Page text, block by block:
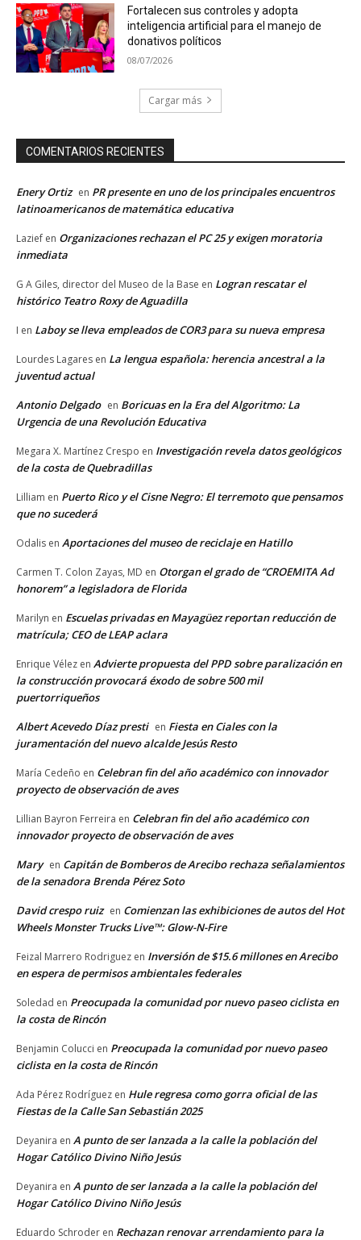
Fortalecen sus controles y adopta
inteligencia artificial para el manejo de
donativos políticos
08/07/2026
Cargar más
COMENTARIOS RECIENTES
Enery Ortiz en PR presente en uno de los principales encuentros
latinoamericanos de matemática educativa
Lazief en Organizaciones rechazan el PC 25 y exigen moratoria
inmediata
G A Giles, director del Museo de la Base en Logran rescatar el
histórico Teatro Roxy de Aguadilla
I en Laboy se lleva empleados de COR3 para su nueva empresa
Lourdes Lagares en La lengua española: herencia ancestral a la
juventud actual
Antonio Delgado en Boricuas en la Era del Algoritmo: La
Urgencia de una Revolución Educativa
Megara X. Martínez Crespo en Investigación revela datos geológicos
de la costa de Quebradillas
Lilliam en Puerto Rico y el Cisne Negro: El terremoto que pensamos
que no sucederá
Odalis en Aportaciones del museo de reciclaje en Hatillo
Carmen T. Colon Zayas, MD en Otorgan el grado de “CROEMITA Ad
honorem” a legisladora de Florida
Marilyn en Escuelas privadas en Mayagüez reportan reducción de
matrícula; CEO de LEAP aclara
Enrique Vélez en Advierte propuesta del PPD sobre paralización en
la construcción provocará éxodo de sobre 500 mil
puertorriqueños
Albert Acevedo Díaz presti en Fiesta en Ciales con la
juramentación del nuevo alcalde Jesús Resto
María Cedeño en Celebran fin del año académico con innovador
proyecto de observación de aves
Lillian Bayron Ferreira en Celebran fin del año académico con
innovador proyecto de observación de aves
Mary en Capitán de Bomberos de Arecibo rechaza señalamientos
de la senadora Brenda Pérez Soto
David crespo ruiz en Comienzan las exhibiciones de autos del Hot
Wheels Monster Trucks Live™: Glow-N-Fire
Feizal Marrero Rodriguez en Inversión de $15.6 millones en Arecibo
en espera de permisos ambientales federales
Soledad en Preocupada la comunidad por nuevo paseo ciclista en
la costa de Rincón
Benjamin Colucci en Preocupada la comunidad por nuevo paseo
ciclista en la costa de Rincón
Ada Pérez Rodríguez en Hule regresa como gorra oficial de las
Fiestas de la Calle San Sebastián 2025
Deyanira en A punto de ser lanzada a la calle la población del
Hogar Católico Divino Niño Jesús
Deyanira en A punto de ser lanzada a la calle la población del
Hogar Católico Divino Niño Jesús
Eduardo Schroder en Rechazan renovar arrendamiento para la